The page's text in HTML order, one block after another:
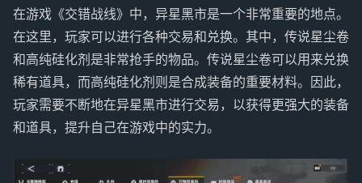
在游戏《交错战线》中，异星黑市是一个非常重要的地点。
在这里，玩家可以进行各种交易和兑换。其中，传说星尘卷
和高纯硅化剂是非常抢手的物品。传说星尘卷可以用来兑换
稀有道具，而高纯硅化剂则是合成装备的重要材料。因此，
玩家需要不断地在异星黑市进行交易，以获得更强大的装备
和道具，提升自己在游戏中的实力。